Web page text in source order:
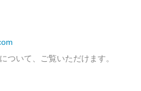
ついて、ご覧いただけます。